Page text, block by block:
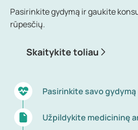
Pasirinkite gydymą ir gaukite
rūpesčių.
Skaitykite toliau
Pasirinkite savo gydymą
Užpildykite medicininę